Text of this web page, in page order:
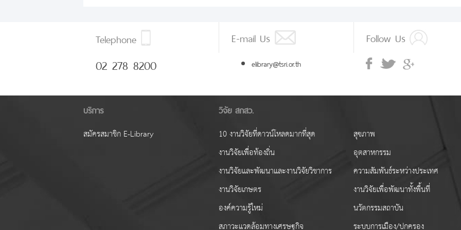
Telephone
02 278 8200
E-mail Us
elibrary@tsri.or.th
Follow Us
บริการ
สมัครสมาชิก E-Library
วิจัย สกสว.
10 งานวิจัยที่ดาวน์โหลดมากที่สุด
งานวิจัยเพื่อท้องถิ่น
งานวิจัยและพัฒนาและงานวิจัยวิชาการ
งานวิจัยเกษตร
องค์ความรู้ใหม่
สภาวะแวดล้อมทางเศรษฐกิจ
สุขภาพ
อุตสาหกรรม
ความสัมพันธ์ระหว่างประเทศ
งานวิจัยเพื่อพัฒนาทั้งพื้นที่
นวัตกรรมสถาบัน
ระบบการเมือง/ปกครอง